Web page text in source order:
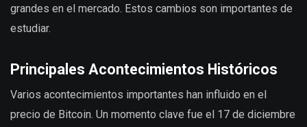
grandes en el mercado. Estos cambios son importantes de
estudiar.
Principales Acontecimientos Históricos
Varios acontecimientos importantes han influido en el
precio de Bitcoin. Un momento clave fue el 17 de diciembre